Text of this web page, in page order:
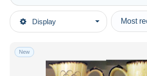
Display
Main categories
Sports
Olympics
Type of sale
Ongoing
Auction sales with bids
Auctions without bids
New